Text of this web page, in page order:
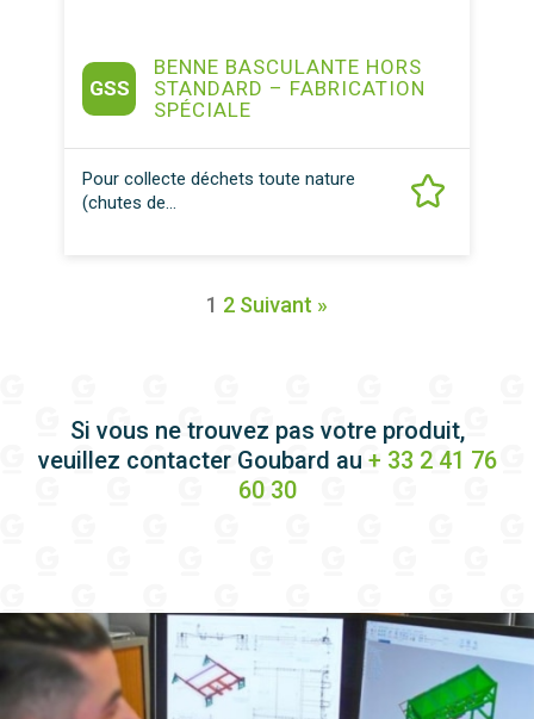
GSS
BENNE BASCULANTE HORS
STANDARD – FABRICATION
SPÉCIALE
Pour collecte déchets toute nature
(chutes de...
1 2 Suivant »
Si vous ne trouvez pas votre produit,
veuillez contacter Goubard au + 33 2 41 76
60 30